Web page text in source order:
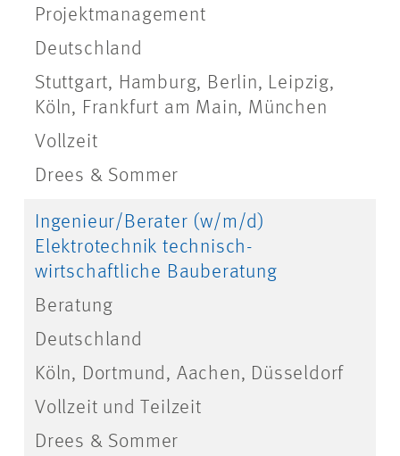
Projektmanagement
Deutschland
Stuttgart, Hamburg, Berlin, Leipzig,
Köln, Frankfurt am Main, München
Vollzeit
Drees & Sommer
Ingenieur/Berater (w/m/d)
Elektrotechnik technisch-
wirtschaftliche Bauberatung
Beratung
Deutschland
Köln, Dortmund, Aachen, Düsseldorf
Vollzeit und Teilzeit
Drees & Sommer